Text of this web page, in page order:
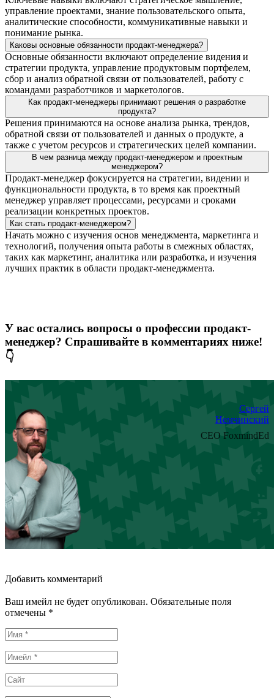
управление проектами, знание пользовательского опыта,
аналитические способности, коммуникативные навыки и
понимание рынка.
Каковы основные обязанности продакт-менеджера?
Основные обязанности включают определение видения и
стратегии продукта, управление продуктовым портфелем,
сбор и анализ обратной связи от пользователей, работу с
командами разработчиков и маркетологов.
Как продакт-менеджеры принимают решения о разработке
продукта?
Решения принимаются на основе анализа рынка, трендов,
обратной связи от пользователей и данных о продукте, а
также с учетом ресурсов и стратегических целей компании.
В чем разница между продакт-менеджером и проектным
менеджером?
Продакт-менеджер фокусируется на стратегии, видении и
функциональности продукта, в то время как проектный
менеджер управляет процессами, ресурсами и сроками
реализации конкретных проектов.
Как стать продакт-менеджером?
Начать можно с изучения основ менеджмента, маркетинга и
технологий, получения опыта работы в смежных областях,
таких как маркетинг, аналитика или разработка, и изучения
лучших практик в области продакт-менеджмента.
У вас остались вопросы о профессии продакт-
менеджер? Спрашивайте в комментариях ниже!
👇
Сергей
Немчинский
CEO FoxmindEd
Добавить комментарий
Ваш имейл не будет опубликован. Обязательные поля
отмечены *